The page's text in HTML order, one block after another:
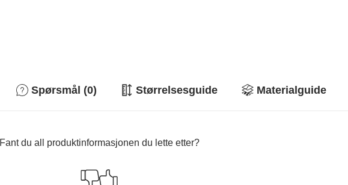
Spørsmål (0) Størrelsesguide Materialguide
Fant du all produktinformasjonen du lette etter?